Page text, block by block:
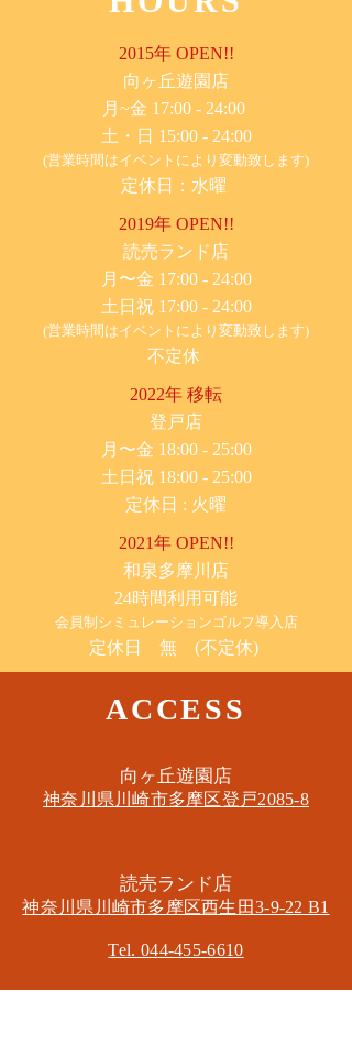
2015年 OPEN!!
​向ヶ丘遊園店
月~金 17:00 - 24:00
土・日 15:00 - 24:00
(営業時間はイベントにより変動致します)
定休日：水曜
2019年 OPEN!!
​読売ランド店
月〜金 17:00 - 24:00
土日祝 17:00 - 24:00
(営業時間はイベントにより変動致します)
不定休
2022年 移転
​登戸店
月〜金 18:00 - 25:00
土日祝 18:00 - 25:00
​定休日 : 火曜
2021年 OPEN!!
​和泉多摩川店
24時間利用可能
​会員制シミュレーションゴルフ導入店
定休日 無 (不定休)
ACCESS
​向ヶ丘遊園店
神奈川県川崎市多摩区​登戸2085-8
​読売ランド店
神奈川県川崎市多摩区​西生田3-9-22 B1
Tel. 044-455-6610